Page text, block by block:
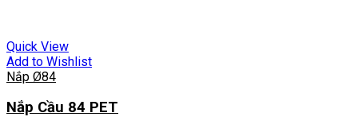
Quick View
Add to Wishlist
Nắp Ø84
Nắp Cầu 84 PET